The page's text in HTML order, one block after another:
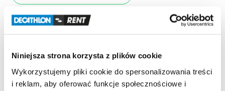
Niniejsza strona korzysta z plików cookie
Wykorzystujemy pliki cookie do spersonalizowania treści
i reklam, aby oferować funkcje społecznościowe i
Zasady wypożyczenia
REGULAMIN
Regulamin wypożyczalni